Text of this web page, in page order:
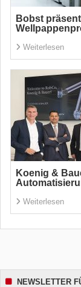
Bobst
Weiterlesen
Koenig &
Weiterlesen
NEWSLETTER